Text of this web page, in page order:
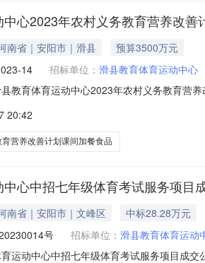
心2023年农村义务教育营养改
南省｜安阳市｜滑县
预算3500万元
14 招标单位： 滑县教育体育运动中心
教育体育运动中心2023年农村义务教育营
课间加餐食品采购项目3、采购方式：公开
20:42
营养改善计划课间加餐食品
心中招七年级体育考试服务项目
南省｜安阳市｜文峰区
中标28.28万元
号 招标单位： 滑县教育体育运动
运动中心中招七年级体育考试服务项目成